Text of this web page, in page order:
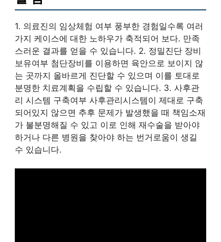
1. 의료진의 임상체험 여부 풍부한 경험일수록 여러
가지 케이스에 대한 노하우가 축적되어 보다. 만족
스러운 결과를 얻을 수 있습니다. 2. 정밀진단 장비
보유여부 첨단장비를 이용하면 육안으로 보이지 않
는 곳까지 올바르게 진단할 수 있으며 이를 토대로
분명한 치료계획을 수립할 수 있습니다. 3. 사후관
리 시스템 구축여부 사후관리시스템이 제대로 구축
되어있지 않으면 추후 문제가 발생했을 때 책임소재
가 불분명해질 수 있고 이로 인해 재수술을 받아야
하거나 다른 병원을 찾아야 하는 번거로움이 생길
수 있습니다.